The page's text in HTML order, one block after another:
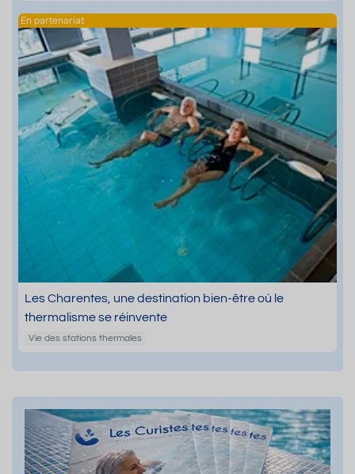
Les Charentes, une destination bien-être où le
thermalisme se réinvente
Vie des stations thermales